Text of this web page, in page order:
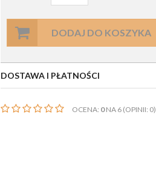
DODAJ DO KOSZYKA
DOSTAWA I PŁATNOŚCI
OCENA: 0NA 6 (OPINII: 0)